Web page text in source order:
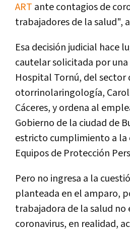
ART ante contagios de
trabajadores de la salud",
Esa decisión judicial hace
cautelar solicitada por
Hospital Tornú, del sector
otorrinolaringología,
Cáceres, y ordena al
Gobierno de la ciudad de
estricto cumplimiento a la
Equipos de Protección
Pero no ingresa a la
planteada en el amparo,
trabajadora de la salud no
coronavirus, en realidad,